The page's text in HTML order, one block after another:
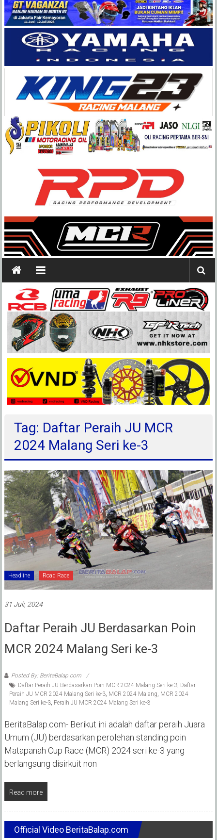
Balap
Paling
Lengkap
Tag: Daftar Peraih JU MCR
2024 Malang Seri ke-3
Headline Road Race
31 Juli, 2024
Daftar Peraih JU Berdasarkan Poin
MCR 2024 Malang Seri ke-3
Posted By: BeritaBalap.com
Daftar Peraih JU Berdasarkan Poin MCR 2024 Malang Seri ke-3, Daftar
Peraih JU MCR 2024 Malang Seri ke-3, MCR 2024 Malang, MCR 2024
Malang Seri ke-3, Peraih JU MCR 2024 Malang Seri ke-3
BeritaBalap.com- Berikut ini adalah daftar peraih Juara
Umum (JU) berdasarkan perolehan standing poin
Matapanah Cup Race (MCR) 2024 seri ke-3 yang
berlangsung disirkuit non
Read more
Official Video BeritaBalap.com